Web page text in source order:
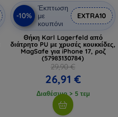
-10%
Έκπτωση
με
κουπόνι
EXTRA10
Θήκη Karl Lagerfeld από
διάτρητο PU με χρυσές κουκκίδες,
MagSafe για iPhone 17, ροζ
(57983130784)
29,90 €
26,91 €
Διαθέσιμο > 5 τεμ